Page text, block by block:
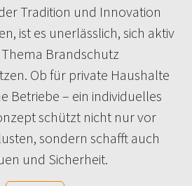
Tradition und Innovation
ist es unerlässlich, sich aktiv
Brandschutz
Ob für private Haushalte
Betriebe – ein individuelles
schützt nicht nur vor
sondern schafft auch
und Sicherheit.